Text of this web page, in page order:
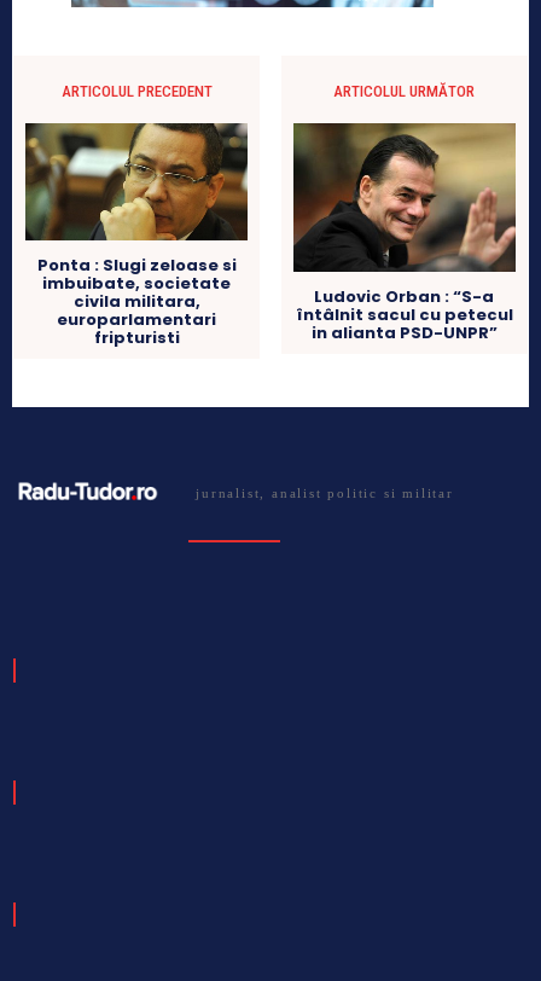
ARTICOLUL PRECEDENT
Ponta : Slugi zeloase si
imbuibate, societate
civila militara,
europarlamentari
fripturisti
ARTICOLUL URMĂTOR
Ludovic Orban : “S-a
întâlnit sacul cu petecul
in alianta PSD-UNPR”
jurnalist, analist politic si militar